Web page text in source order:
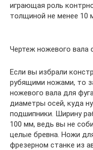
играющая роль
толщиной не менее 10
Чертеж ножевого вала
Если вы избрали
рубящими ножами, то
ножевого вала для
диаметры осей, куда
подшипники. Ширину
100 мм, ведь вы не
целые бревна. Ножи
фрезерном станке из